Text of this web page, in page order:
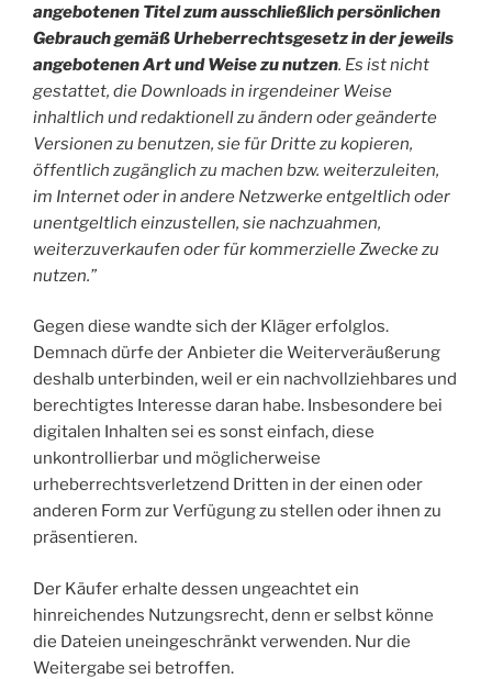
angebotenen Titel zum ausschließlich persönlichen
Gebrauch gemäß Urheberrechtsgesetz in der jeweils
angebotenen Art und Weise zu nutzen. Es ist nicht
gestattet, die Downloads in irgendeiner Weise
inhaltlich und redaktionell zu ändern oder geänderte
Versionen zu benutzen, sie für Dritte zu kopieren,
öffentlich zugänglich zu machen bzw. weiterzuleiten,
im Internet oder in andere Netzwerke entgeltlich oder
unentgeltlich einzustellen, sie nachzuahmen,
weiterzuverkaufen oder für kommerzielle Zwecke zu
nutzen.”
Gegen diese wandte sich der Kläger erfolglos.
Demnach dürfe der Anbieter die Weiterveräußerung
deshalb unterbinden, weil er ein nachvollziehbares und
berechtigtes Interesse daran habe. Insbesondere bei
digitalen Inhalten sei es sonst einfach, diese
unkontrollierbar und möglicherweise
urheberrechtsverletzend Dritten in der einen oder
anderen Form zur Verfügung zu stellen oder ihnen zu
präsentieren.
Der Käufer erhalte dessen ungeachtet ein
hinreichendes Nutzungsrecht, denn er selbst könne
die Dateien uneingeschränkt verwenden. Nur die
Weitergabe sei betroffen.